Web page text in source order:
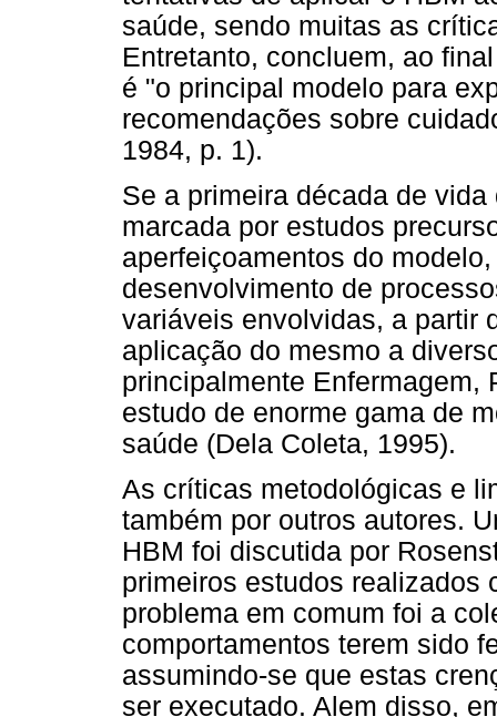
saúde, sendo muitas as
Entretanto, concluem, ao
é "o principal modelo para
recomendações sobre
1984, p. 1).
Se a primeira década de
marcada por estudos
aperfeiçoamentos do
desenvolvimento de
variáveis envolvidas, a partir
aplicação do mesmo a
principalmente Enfermagem,
estudo de enorme gama de
saúde (Dela Coleta, 1995).
As críticas metodológicas e
também por outros autores.
HBM foi discutida por
primeiros estudos realizados
problema em comum foi a
comportamentos terem sido
assumindo-se que estas
ser executado. Alem disso,